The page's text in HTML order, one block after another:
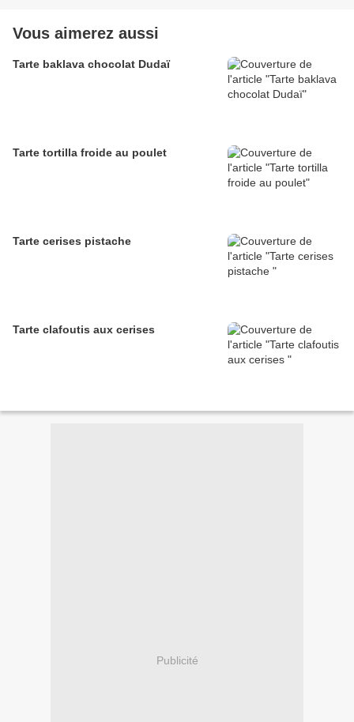
Vous aimerez aussi
Tarte baklava chocolat Dudaï
Tarte tortilla froide au poulet
Tarte cerises pistache
Tarte clafoutis aux cerises
Publicité